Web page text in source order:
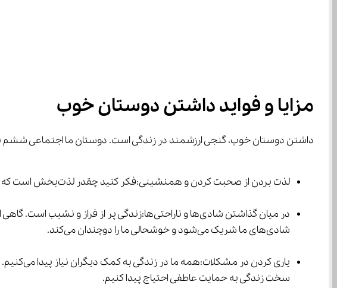
مزایا و فواید داشتن دوستان خوب
داشتن دوستان خوب، گنجی ارزشمند در زندگی است. دوستان ما اجتماعی ششم به چند مورد از این فواید اشاره می‌کند که هر کدام به
لذت بردن از صحبت کردن و همنشینی:فکر کنید چقدر لذت‌بخش است که با دوست صمیمی‌تان ساعت‌ها صحبت کنید، بخندید و از کنار هم بودن لذت ببرید.
شادی‌های ما شریک می‌شود و خوشحالی ما را دوچندان می‌کند.
سخت زندگی به حمایت عاطفی احتیاج پیدا کنیم.